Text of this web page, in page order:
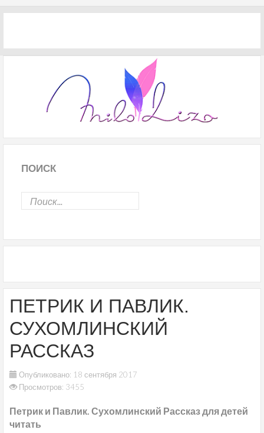
ПОИСК
ПЕТРИК И ПАВЛИК.
СУХОМЛИНСКИЙ
РАССКАЗ
Опубликовано: 18 сентября 2017
Просмотров: 3455
Петрик и Павлик. Сухомлинский Рассказ для детей
читать